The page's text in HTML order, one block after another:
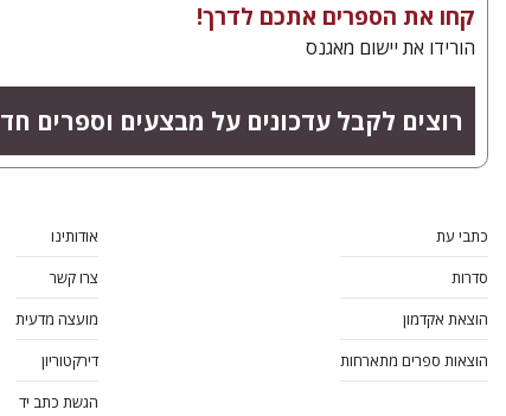
קחו את הספרים אתכם לדרך!
הורידו את יישום מאגנס
רוצים לקבל עדכונים על מבצעים וספרים
כתבי עת
סדרות
הוצאת אקדמון
הוצאות ספרים מתארחות
אודותינו
צרו קשר
מועצה מדעית
דירקטוריון
הגשת כתב יד